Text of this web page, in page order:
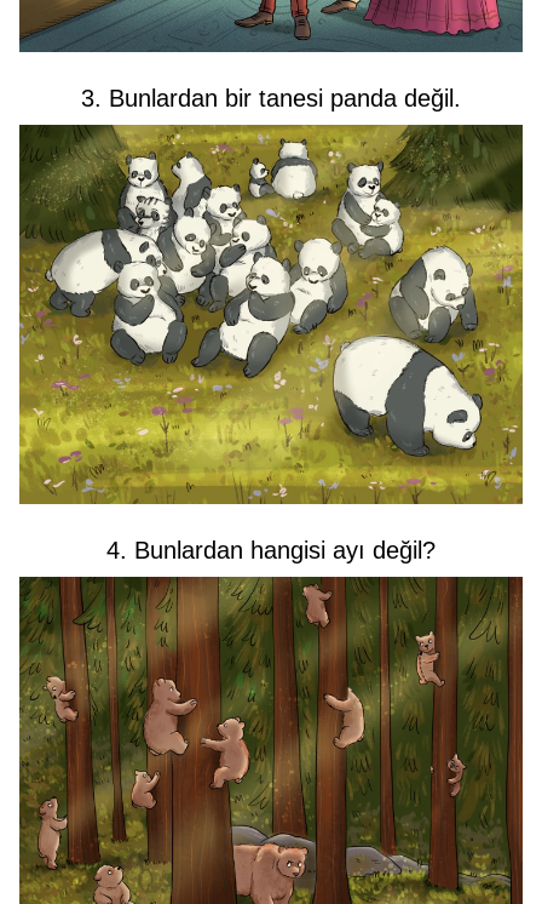
3. Bunlardan bir tanesi panda değil.
4. Bunlardan hangisi ayı değil?